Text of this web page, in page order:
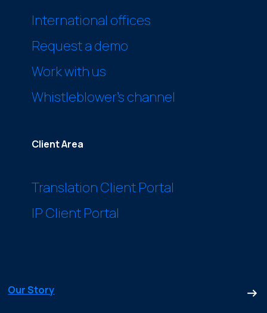
International offices
Request a demo
Work with us
Whistleblower’s channel
Client Area
Translation Client Portal
IP Client Portal
Our Story